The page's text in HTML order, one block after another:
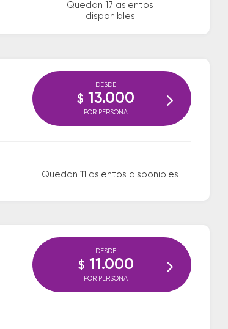
Quedan 17 asientos
disponibles
Quedan 11 asientos disponibles
DESDE
$ 13.000
POR PERSONA
DESDE
$ 11.000
POR PERSONA